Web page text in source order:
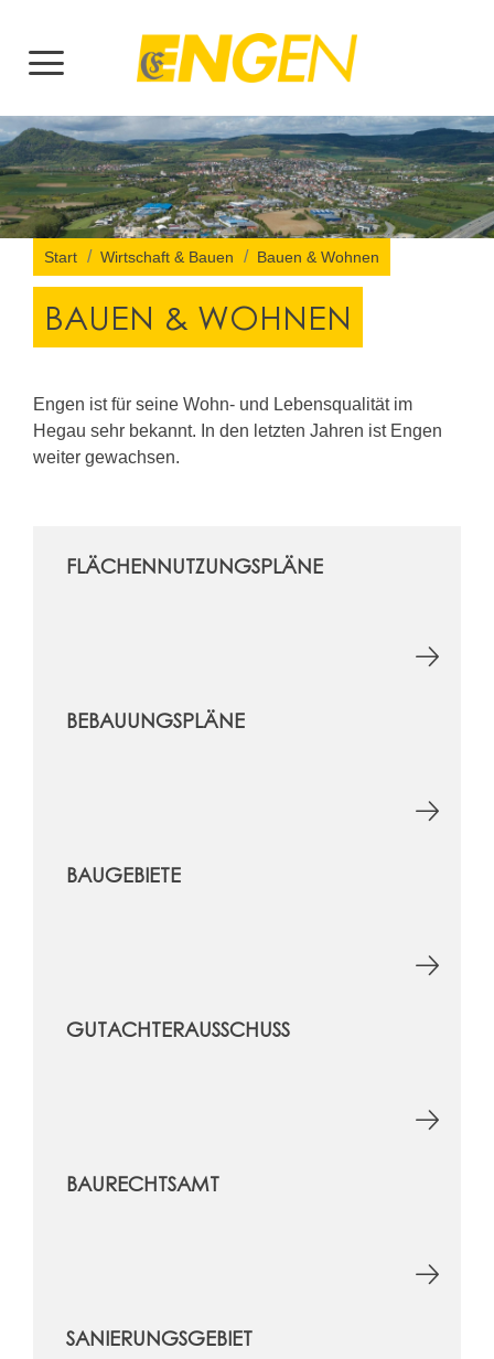
Start Wirtschaft & Bauen Bauen & Wohnen
BAUEN & WOHNEN
Engen ist für seine Wohn- und Lebensqualität im
Hegau sehr bekannt. In den letzten Jahren ist Engen
weiter gewachsen.
FLÄCHENNUTZUNGSPLÄNE
BEBAUUNGSPLÄNE
BAUGEBIETE
GUTACHTERAUSSCHUSS
BAURECHTSAMT
SANIERUNGSGEBIET